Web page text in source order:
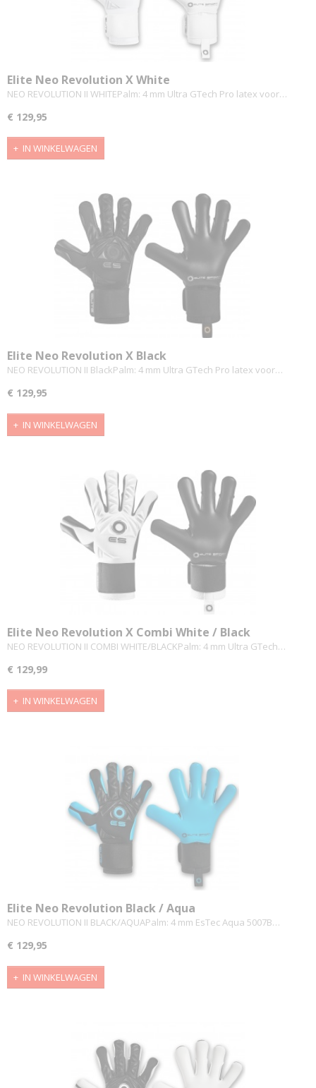
Elite Neo Revolution X White
NEO REVOLUTION II WHITEPalm: 4 mm Ultra GTech Pro latex voor…
€ 129,95
IN WINKELWAGEN
Elite Neo Revolution X Black
NEO REVOLUTION II BlackPalm: 4 mm Ultra GTech Pro latex voor…
€ 129,95
IN WINKELWAGEN
Elite Neo Revolution X Combi White / Black
NEO REVOLUTION II COMBI WHITE/BLACKPalm: 4 mm Ultra GTech…
€ 129,99
IN WINKELWAGEN
Elite Neo Revolution Black / Aqua
NEO REVOLUTION II BLACK/AQUAPalm: 4 mm EsTec Aqua 5007B…
€ 129,95
IN WINKELWAGEN